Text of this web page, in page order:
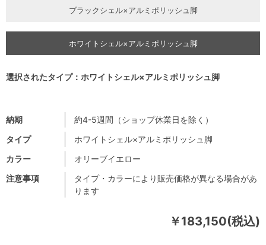
￥183,150(税込)
注意事項
タイプ・カラーにより販売価格が異なる場合があ
ります
納期
約4-5週間（ショップ休業日を除く）
タイプ
ホワイトシェル×アルミポリッシュ脚
カラー
オリーブイエロー
ブラックシェル×アルミポリッシュ脚
ホワイトシェル×アルミポリッシュ脚
選択されたタイプ：ホワイトシェル×アルミポリッシュ脚